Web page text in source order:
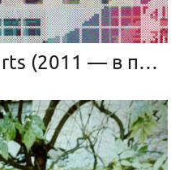
Television test charts (2011 — в прогрессе)